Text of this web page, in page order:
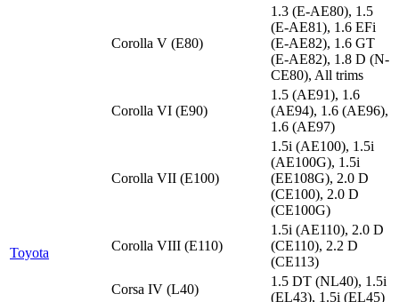
Toyota
Corolla V (E80)
1.3 (E-AE80), 1.5
(E-AE81), 1.6 EFi
(E-AE82), 1.6 GT
(E-AE82), 1.8 D (N-
CE80), All trims
Corolla VI (E90)
1.5 (AE91), 1.6
(AE94), 1.6 (AE96),
1.6 (AE97)
Corolla VII (E100)
1.5i (AE100), 1.5i
(AE100G), 1.5i
(EE108G), 2.0 D
(CE100), 2.0 D
(CE100G)
Corolla VIII (E110)
1.5i (AE110), 2.0 D
(CE110), 2.2 D
(CE113)
Corsa IV (L40)
1.5 DT (NL40), 1.5i
(EL43), 1.5i (EL45)